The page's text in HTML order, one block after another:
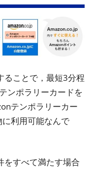
ることで，最短3分程
ンポラリーカードを
テンポラリーカー
利用可能なんで
をすべて満たす場合